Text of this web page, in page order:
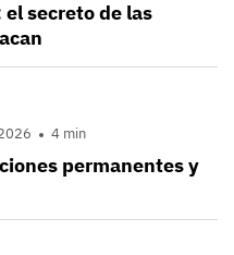
secreto de las
4 min
permanentes y